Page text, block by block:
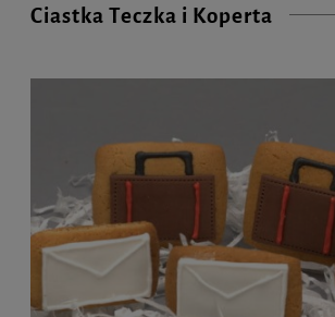
Ciastka Teczka i Koperta